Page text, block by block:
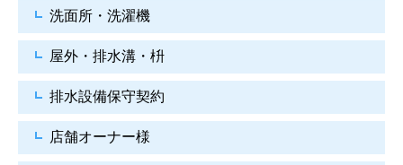
洗面所・洗濯機
屋外・排水溝・枡
排水設備保守契約
店舗オーナー様